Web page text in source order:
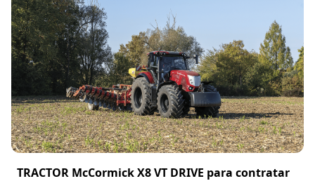
TRACTOR McCormick X8 VT DRIVE para contratar